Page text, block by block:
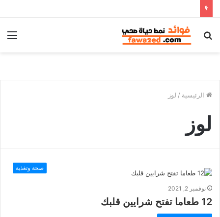
بحث
الرئيسية / لوز
لوز
صحة وتغذية
نوفمبر 2, 2021
12 طعاما تفتح شرايين قلبك